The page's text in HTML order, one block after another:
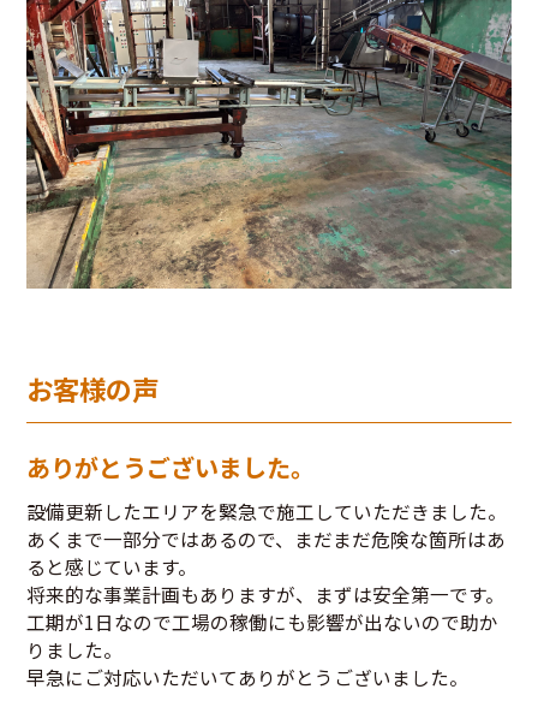
お客様の声
ありがとうございました。
設備更新したエリアを緊急で施工していただきました。
あくまで一部分ではあるので、まだまだ危険な箇所はあ
ると感じています。
将来的な事業計画もありますが、まずは安全第一です。
工期が1日なので工場の稼働にも影響が出ないので助か
りました。
早急にご対応いただいてありがとうございました。